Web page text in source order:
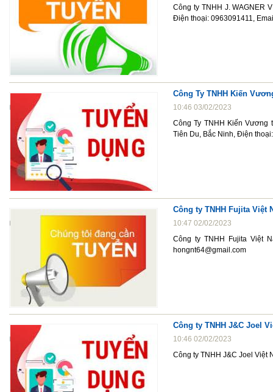
Công ty TNHH J. WAGNER
Điện thoại: 0963091411,
Công Ty TNHH Kiến
10:46 03/02/2023
Công Ty TNHH Kiến
Tiên Du, Bắc Ninh, Điện
Công ty TNHH Fujita Việt
10:47 02/02/2023
Công ty TNHH Fujita Việt
hongnt64@gmail.com
Công ty TNHH J&C Joel
10:46 02/02/2023
Công ty TNHH J&C Joel Việt